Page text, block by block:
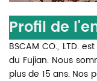
Profil de
BSCAM CO., LTD.
du Fujian. Nous
plus de 15 ans. Nos